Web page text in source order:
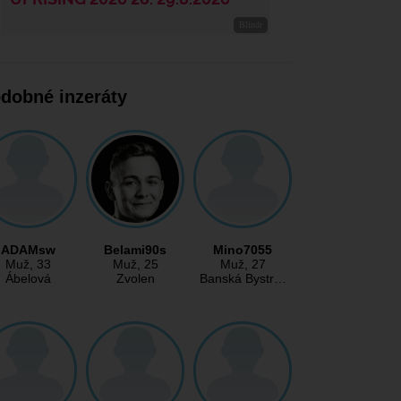
inzeráty
ADAMsw
Muž, 33
Ábelová
Belami90s
Muž, 25
Zvolen
Mino7055
Muž, 27
Banská Bystr…